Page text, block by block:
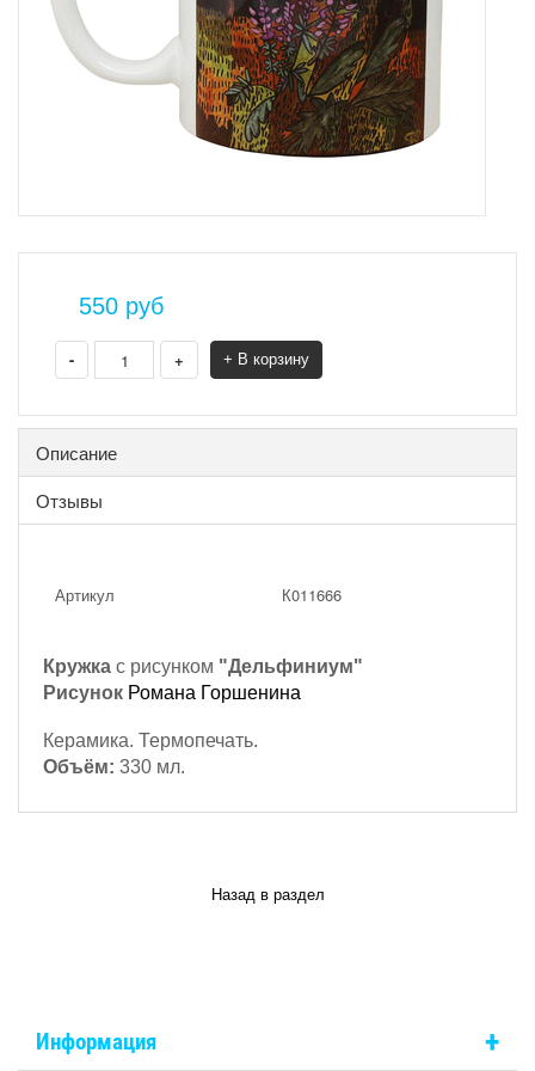
550 руб
- + + В корзину
Описание
Отзывы
Артикул К011666
Кружка с рисунком "Дельфиниум"
Рисунок Романа Горшенина
Керамика. Термопечать.
Объём: 330 мл.
Назад в раздел
Информация +